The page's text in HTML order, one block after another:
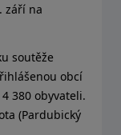
září na
soutěže
obcí
380 obyvateli.
(Pardubický